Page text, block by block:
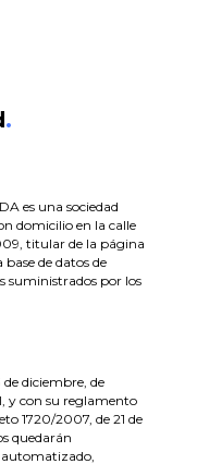
.
es una sociedad
domicilio en la calle
titular de la página
de datos de
suministrados por los
de diciembre, de
y con su reglamento
1720/2007, de 21 de
quedarán
automatizado,